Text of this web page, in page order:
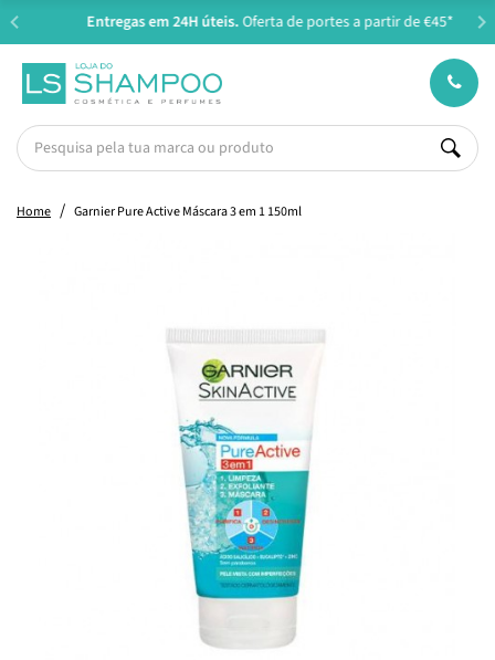
Entregas em 24H úteis.Oferta de portes a partir de €45*
Home Garnier Pure Active Máscara 3 em 1 150ml